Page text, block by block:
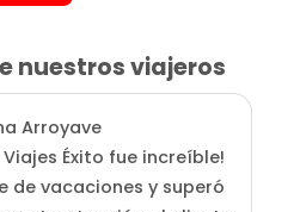
nuestros viajeros
Arroyave
Éxito fue increíble!
de vacaciones y superó